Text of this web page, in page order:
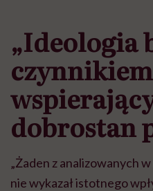
„Ideologia
czynnikiem
dobrostan
„Żaden z analizowanych
nie wykazał istotnego